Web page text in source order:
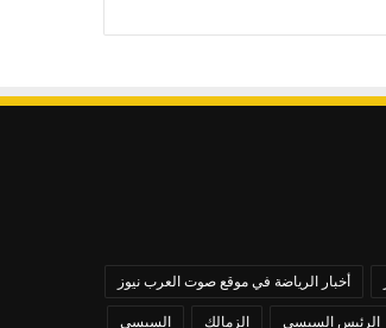
أخبار الرياضة في موقع صوت العرب نيوز
الرئيس السيسي الزمالك السيسي